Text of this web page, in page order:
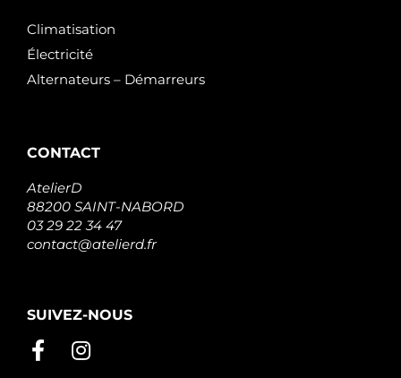
Climatisation
Électricité
Alternateurs – Démarreurs
CONTACT
AtelierD
88200 SAINT-NABORD
03 29 22 34 47
contact@atelierd.fr
SUIVEZ-NOUS